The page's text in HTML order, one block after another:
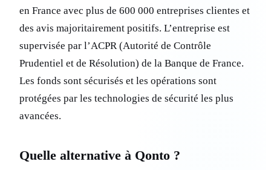
en France avec plus de 600 000 entreprises clientes et
des avis majoritairement positifs. L’entreprise est
supervisée par l’ACPR (Autorité de Contrôle
Prudentiel et de Résolution) de la Banque de France.
Les fonds sont sécurisés et les opérations sont
protégées par les technologies de sécurité les plus
avancées.
Quelle alternative à Qonto ?